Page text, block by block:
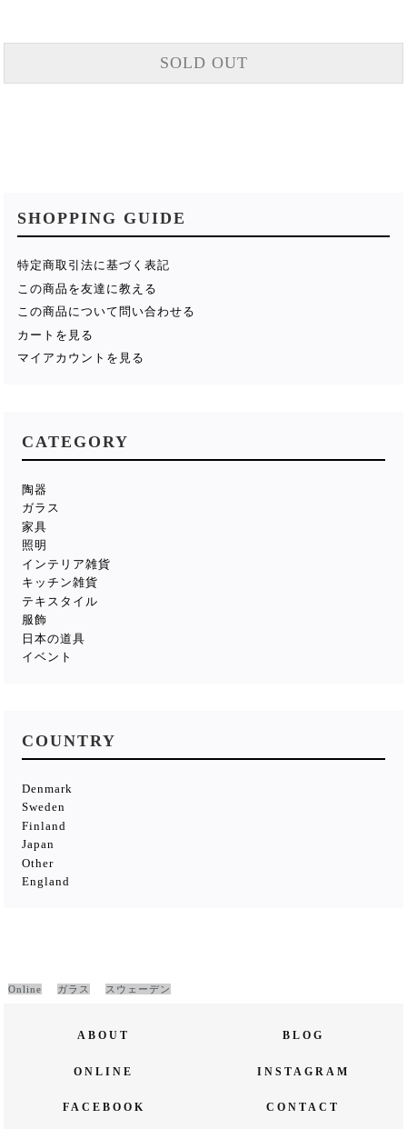
SOLD OUT
SHOPPING GUIDE
特定商取引法に基づく表記
この商品を友達に教える
この商品について問い合わせる
カートを見る
マイアカウントを見る
CATEGORY
陶器
ガラス
家具
照明
インテリア雑貨
キッチン雑貨
テキスタイル
服飾
日本の道具
イベント
COUNTRY
Denmark
Sweden
Finland
Japan
Other
England
Online ガラス スウェーデン
ABOUT BLOG
ONLINE INSTAGRAM
FACEBOOK CONTACT